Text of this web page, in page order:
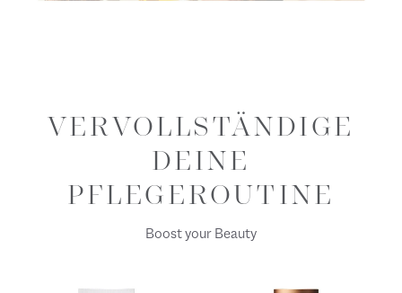
VERVOLLSTÄNDIGE
DEINE
PFLEGEROUTINE
Boost your Beauty